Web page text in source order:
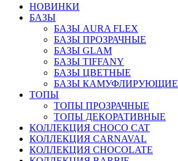
НОВИНКИ
БАЗЫ
БАЗЫ AURA FLEX
БАЗЫ ПРОЗРАЧНЫЕ
БАЗЫ GLAM
БАЗЫ TIFFANY
БАЗЫ ЦВЕТНЫЕ
БАЗЫ КАМУФЛИРУЮЩИЕ
ТОПЫ
ТОПЫ ПРОЗРАЧНЫЕ
ТОПЫ ДЕКОРАТИВНЫЕ
КОЛЛЕКЦИЯ CHOCO CAT
КОЛЛЕКЦИЯ CARNAVAL
КОЛЛЕКЦИЯ CHOCOLATE